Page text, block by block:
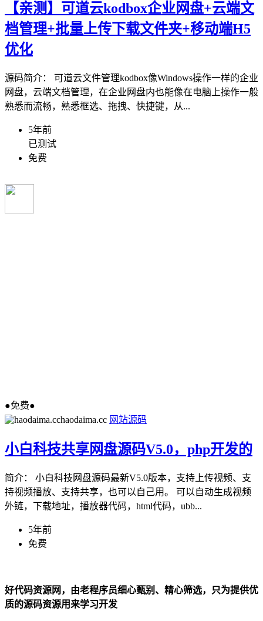
【亲测】可道云kodbox企业网盘+云端文
档管理+批量上传下载文件夹+移动端H5
优化
源码简介： 可道云文件管理kodbox像Windows操作一样的企业
网盘，云端文档管理，在企业网盘内也能像在电脑上操作一般
熟悉而流畅，熟悉框选、拖拽、快捷键，从...
5年前
已测试
免费
●免费●
haodaima.cc 网站源码
小白科技共享网盘源码V5.0，php开发的
简介： 小白科技网盘源码最新V5.0版本，支持上传视频、支
持视频播放、支持共享，也可以自己用。 可以自动生成视频
外链，下载地址，播放器代码，html代码，ubb...
5年前
免费
好代码资源网，由老程序员细心甄别、精心筛选，只为提供优
质的源码资源用来学习开发